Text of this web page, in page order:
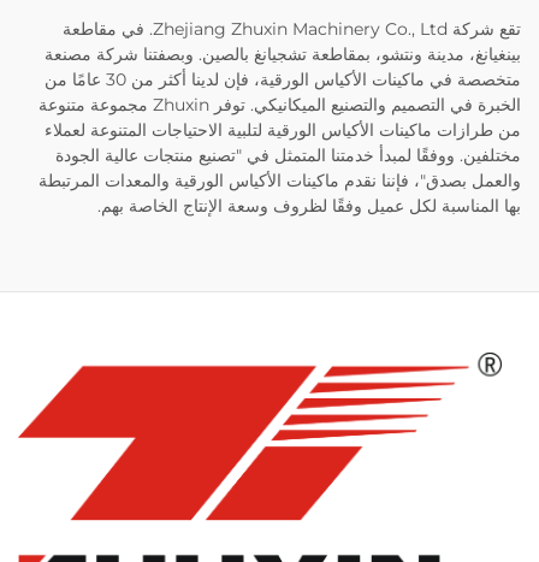
تقع شركة Zhejiang Zhuxin Machinery Co., Ltd. في مقاطعة
بينغيانغ، مدينة ونتشو، بمقاطعة تشجيانغ بالصين. وبصفتنا شركة مصنعة
متخصصة في ماكينات الأكياس الورقية، فإن لدينا أكثر من 30 عامًا من
الخبرة في التصميم والتصنيع الميكانيكي. توفر Zhuxin مجموعة متنوعة
من طرازات ماكينات الأكياس الورقية لتلبية الاحتياجات المتنوعة لعملاء
مختلفين. ووفقًا لمبدأ خدمتنا المتمثل في "تصنيع منتجات عالية الجودة
والعمل بصدق"، فإننا نقدم ماكينات الأكياس الورقية والمعدات المرتبطة
بها المناسبة لكل عميل وفقًا لظروف وسعة الإنتاج الخاصة بهم.